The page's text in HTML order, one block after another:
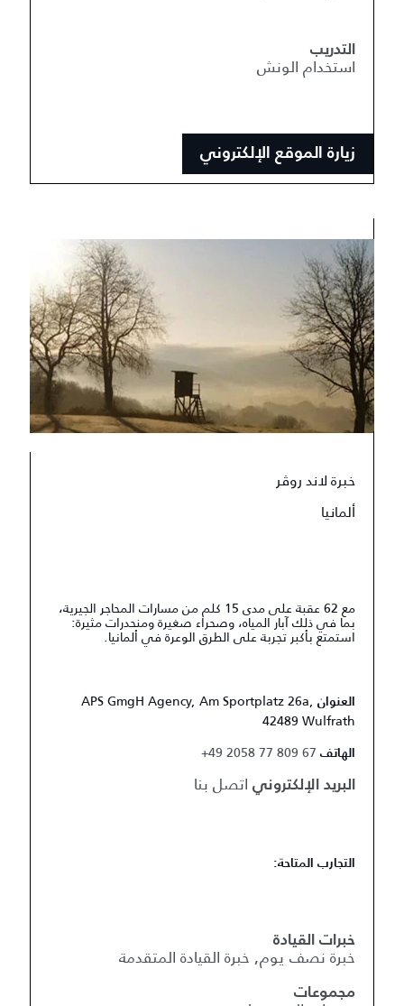
التدريب
استخدام الونش
زيارة الموقع الإلكتروني
خبرة لاند روڤر
ألمانيا
مع 62 عقبة على مدى 15 كلم من مسارات المحاجر الجيرية،
بما في ذلك آبار المياه، وصحراء صغيرة ومنحدرات مثيرة:
استمتع بأكبر تجربة على الطرق الوعرة في ألمانيا.
العنوان APS GmgH Agency, Am Sportplatz 26a,
42489 Wulfrath
الهاتف +49 2058 77 809 67
البريد الإلكتروني اتصل بنا
التجارب المتاحة:
خبرات القيادة
خبرة نصف يوم, خبرة القيادة المتقدمة
مجموعات